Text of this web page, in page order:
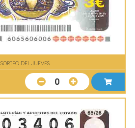
SORTEO DEL JUEVES
0